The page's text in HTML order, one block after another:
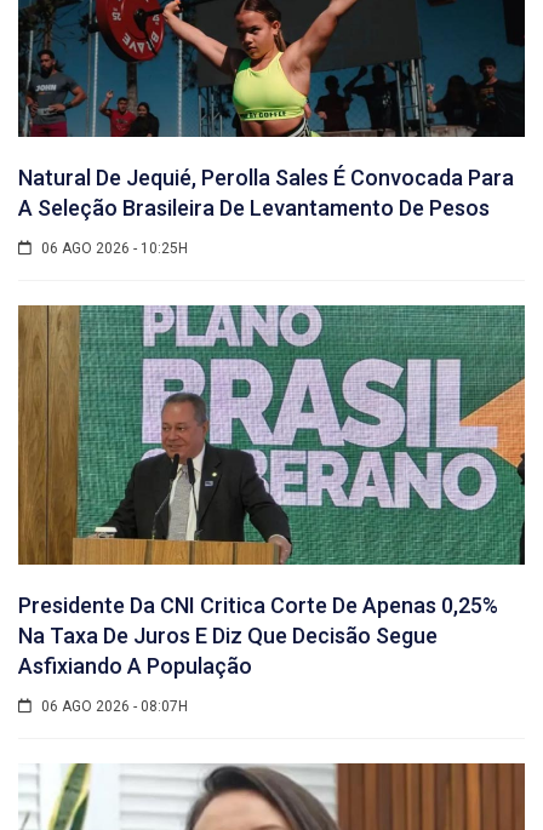
Natural De Jequié, Perolla Sales É Convocada Para
A Seleção Brasileira De Levantamento De Pesos
06 AGO 2026 - 10:25H
Presidente Da CNI Critica Corte De Apenas 0,25%
Na Taxa De Juros E Diz Que Decisão Segue
Asfixiando A População
06 AGO 2026 - 08:07H